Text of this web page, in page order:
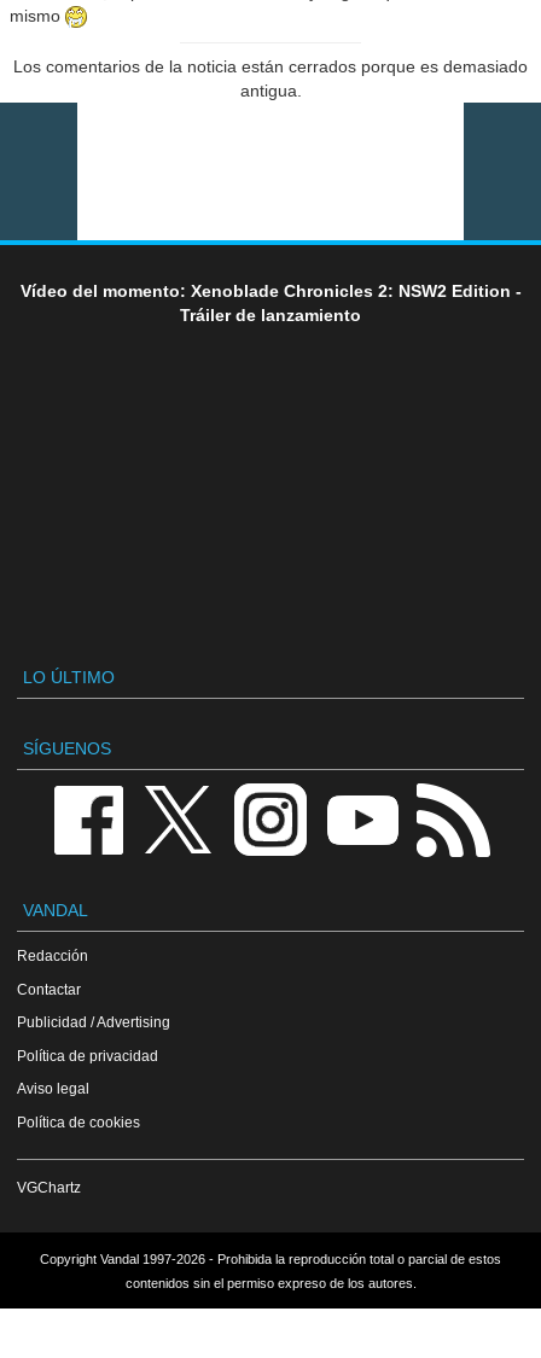
mismo
Los comentarios de la noticia están cerrados porque es demasiado
antigua.
Vídeo del momento: Xenoblade Chronicles 2: NSW2 Edition -
Tráiler de lanzamiento
LO ÚLTIMO
SÍGUENOS
VANDAL
Redacción
Contactar
Publicidad / Advertising
Política de privacidad
Aviso legal
Política de cookies
VGChartz
Copyright Vandal 1997-2026 - Prohibida la reproducción total o parcial de estos
contenidos sin el permiso expreso de los autores.